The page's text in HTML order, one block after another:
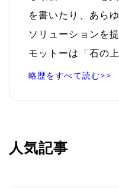
を書いたり、あら
ソリューションを
モットーは「石の
略歴をすべて読む>>
人気記事